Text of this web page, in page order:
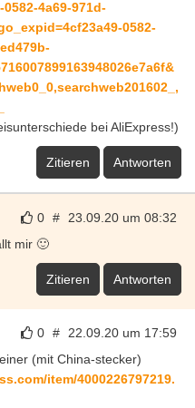
4a69-971d-
0582-
bei AliExpress!)
Zitieren Antworten
0 # 23.09.20 um 08:32
mir 🙂
Zitieren Antworten
0 # 22.09.20 um 17:59
(mit China-stecker)
item/4000226797219.